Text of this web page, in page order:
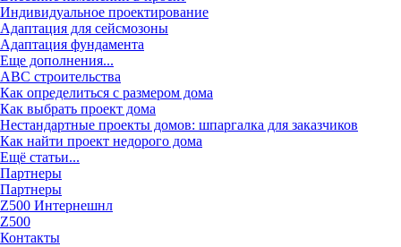
Индивидуальное проектирование
Адаптация для сейсмозоны
Адаптация фундамента
Еще дополнения...
ABC строительства
Как определиться с размером дома
Как выбрать проект дома
Нестандартные проекты домов: шпаргалка для заказчиков
Как найти проект недорого дома
Ещё статьи...
Партнеры
Партнеры
Z500 Интернешнл
Z500
Контакты